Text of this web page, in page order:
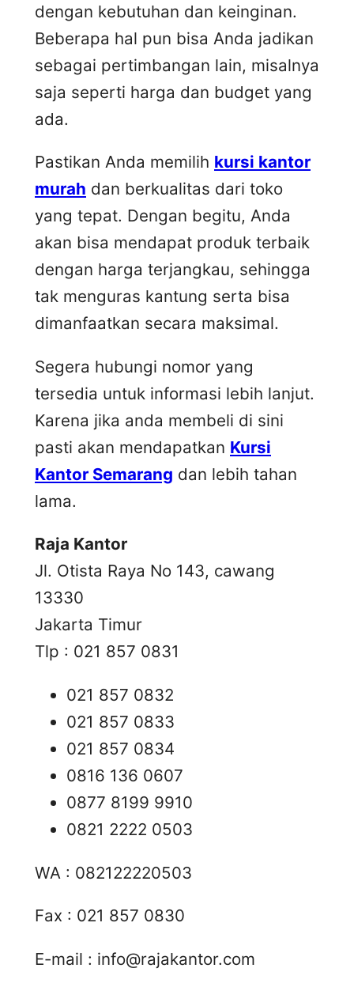
dengan kebutuhan dan keinginan.
Beberapa hal pun bisa Anda jadikan
sebagai pertimbangan lain, misalnya
saja seperti harga dan budget yang
ada.
Pastikan Anda memilih kursi kantor
murah dan berkualitas dari toko
yang tepat. Dengan begitu, Anda
akan bisa mendapat produk terbaik
dengan harga terjangkau, sehingga
tak menguras kantung serta bisa
dimanfaatkan secara maksimal.
Segera hubungi nomor yang
tersedia untuk informasi lebih lanjut.
Karena jika anda membeli di sini
pasti akan mendapatkan Kursi
Kantor Semarang dan lebih tahan
lama.
Raja Kantor
Jl. Otista Raya No 143, cawang
13330
Jakarta Timur
Tlp : 021 857 0831
021 857 0832
021 857 0833
021 857 0834
0816 136 0607
0877 8199 9910
0821 2222 0503
WA : 082122220503
Fax : 021 857 0830
E-mail : info@rajakantor.com